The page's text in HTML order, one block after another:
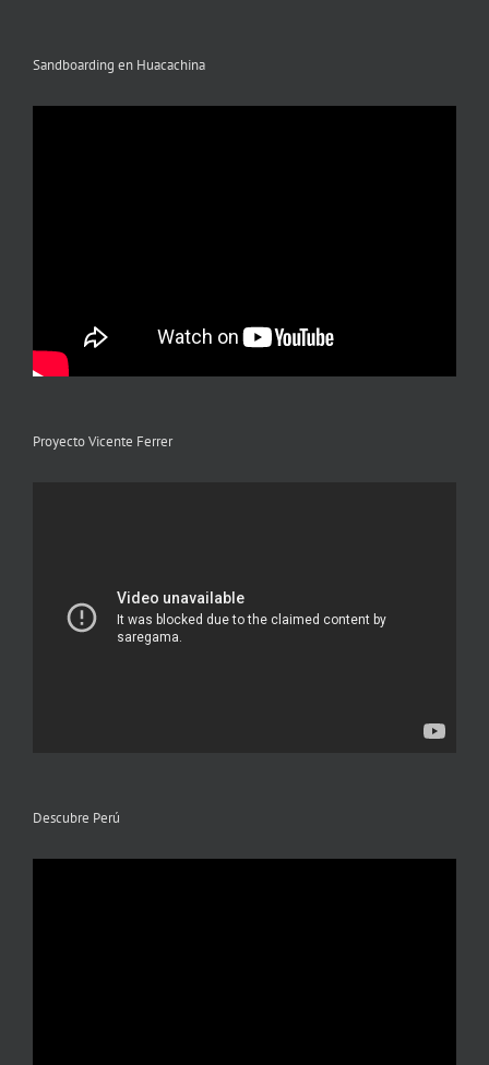
Sandboarding en Huacachina
Proyecto Vicente Ferrer
Descubre Perú